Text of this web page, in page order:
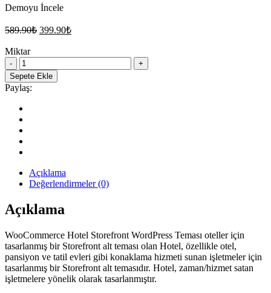
Demoyu İncele
589.90₺ Orijinal
399.90₺Şu
Miktar
WooCommerce
Hotel
Storefront
WordPress
Otel
Teması
quantity
Sepete Ekle
Paylaş:
Açıklama
Değerlendirmeler (0)
Açıklama
WooCommerce Hotel Storefront WordPress Teması oteller için
tasarlanmış bir Storefront alt teması olan Hotel, özellikle otel,
pansiyon ve tatil evleri gibi konaklama hizmeti sunan işletmeler için
tasarlanmış bir Storefront alt temasıdır. Hotel, zaman/hizmet satan
işletmelere yönelik olarak tasarlanmıştır.